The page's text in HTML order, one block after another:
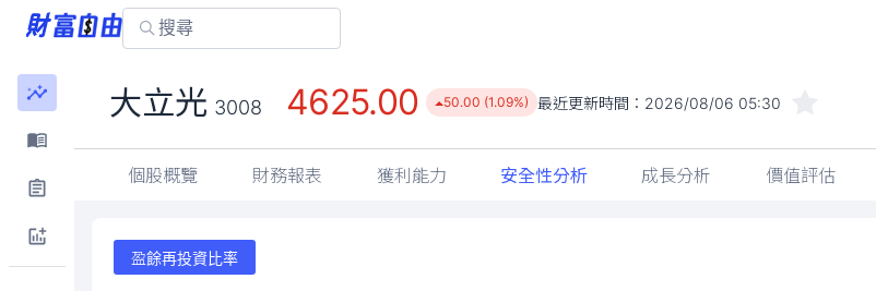
大立光 3008 4625.00 50.00 (1.09%) 最近更新時間： 2026/08/06 05:30
個股概覽 財務報表 獲利能力 安全性分析 成長分析 價值評估
盈餘再投資比率